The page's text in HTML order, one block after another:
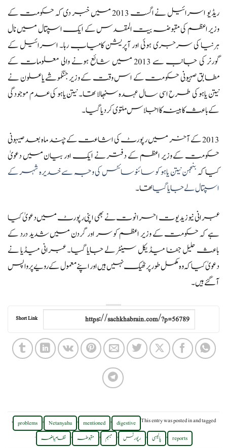
ریڈیو اسرائیل نے اگست 2013 میں خبر دی کہ حکومت کے
وزیر اعظم کی مقبوضہ بیت المقدس کے ایک اسپتال میں نال
ہرنیا کی سرجری ہوئی اور آپریشن کامیاب رہا۔ اسرائیل کے
گورنر کی جانب سے 2013 میں شائع ہونے والی معلومات کے
مطابق صہیونی حکومت کے اس وقت کے وزیر جنگموشے یاعلون نے
نیتن یاہو کی طرح اسی سال عہدہ سنبھالا تھا۔ نیتن یاہو کی عدم موجودگی
کے باعث کابینہ کا اجلاس ملتوی کر دیا گیا۔
2013 کے آخر میں رپورٹ کی اشاعت کے چند ماہ بعد صیہونی
حکومت کے وزیر اعظم کے دفتر نے ایک اور بیان میں دعویٰ
کیا کہبنجمن نیتن یاہو کو سائنوسائٹس کی وجہ سے خدیرہ شہر کے
اسپتال لے جایا گیاتھا۔
عبرانی نیوز یدیوت احرانوت نے بھی اپنی رپورٹ میں دعویٰ کیا
ہے کہ حکومت کے وزیر اعظم کو سر اور گردن میں شدید درد کے
باعث حلیل جفا میڈیکل سینٹر لے جایا گیا۔ عبرانی میڈیا نے
دعویٰ کیا کہ وہ مکمل طور پر ٹھیک نہیں ہیں اور اپنے معمول کے رویے پر واپس
آ گئے ہیں۔
Short Link
This entry was posted inand tagged
digestive
,
mentioned
,
Netanyahu
,
problems
,
reports
, پالیسی , رپورٹس , مبہم , مقبوضہ , نظام ہاضمہ .